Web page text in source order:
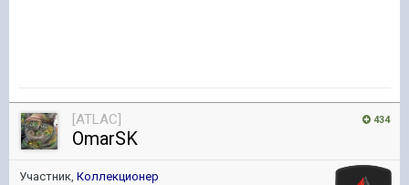
434
[ATLAC]
OmarSK
Участник, Коллекционер